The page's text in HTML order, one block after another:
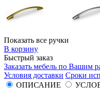
Показать все ручки
В корзину
Быстрый заказ
Заказать мебель по Вашим
Условия доставки Сроки
ОПИСАНИЕ